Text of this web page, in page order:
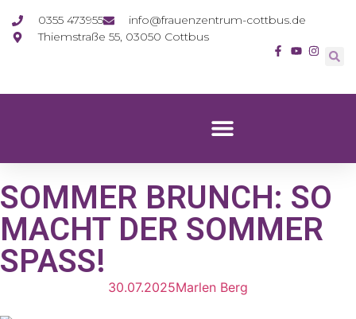
0355 473955
info@frauenzentrum-cottbus.de
Thiemstraße 55, 03050 Cottbus
SOMMER BRUNCH: SO
MACHT DER SOMMER
SPASS!
30.07.2025Marlen Berg